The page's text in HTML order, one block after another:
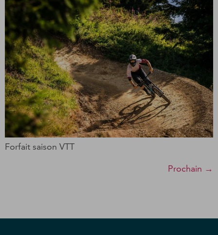
Forfait saison VTT
Prochain →